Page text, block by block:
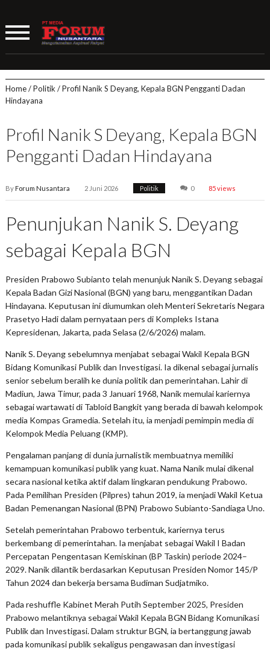
Home/Politik /Profil Nanik S Deyang, Kepala BGN Pengganti Dadan
Hindayana
Profil Nanik S Deyang, Kepala BGN
Pengganti Dadan Hindayana
ByForum Nusantara 2 Juni 2026 Politik 0 85 views
Penunjukan Nanik S. Deyang
sebagai Kepala BGN
Presiden Prabowo Subianto telah menunjuk Nanik S. Deyang sebagai
Kepala Badan Gizi Nasional (BGN) yang baru, menggantikan Dadan
Hindayana. Keputusan ini diumumkan oleh Menteri Sekretaris Negara
Prasetyo Hadi dalam pernyataan pers di Kompleks Istana
Kepresidenan, Jakarta, pada Selasa (2/6/2026) malam.
Nanik S. Deyang sebelumnya menjabat sebagai Wakil Kepala BGN
Bidang Komunikasi Publik dan Investigasi. Ia dikenal sebagai jurnalis
senior sebelum beralih ke dunia politik dan pemerintahan. Lahir di
Madiun, Jawa Timur, pada 3 Januari 1968, Nanik memulai kariernya
sebagai wartawati di Tabloid Bangkit yang berada di bawah kelompok
media Kompas Gramedia. Setelah itu, ia menjadi pemimpin media di
Kelompok Media Peluang (KMP).
Pengalaman panjang di dunia jurnalistik membuatnya memiliki
kemampuan komunikasi publik yang kuat. Nama Nanik mulai dikenal
secara nasional ketika aktif dalam lingkaran pendukung Prabowo.
Pada Pemilihan Presiden (Pilpres) tahun 2019, ia menjadi Wakil Ketua
Badan Pemenangan Nasional (BPN) Prabowo Subianto-Sandiaga Uno.
Setelah pemerintahan Prabowo terbentuk, kariernya terus
berkembang di pemerintahan. Ia menjabat sebagai Wakil I Badan
Percepatan Pengentasan Kemiskinan (BP Taskin) periode 2024–
2029. Nanik dilantik berdasarkan Keputusan Presiden Nomor 145/P
Tahun 2024 dan bekerja bersama Budiman Sudjatmiko.
Pada reshuffle Kabinet Merah Putih September 2025, Presiden
Prabowo melantiknya sebagai Wakil Kepala BGN Bidang Komunikasi
Publik dan Investigasi. Dalam struktur BGN, ia bertanggung jawab
pada komunikasi publik sekaligus pengawasan dan investigasi